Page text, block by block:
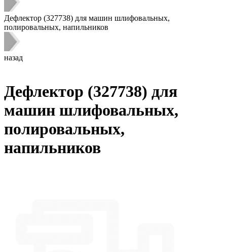
Дефлектор (327738) для машин шлифовальных,
полировальных, напильников
назад
Дефлектор (327738) для
машин шлифовальных,
полировальных,
напильников